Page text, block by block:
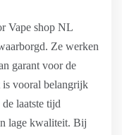
Vape shop NL
Ze werken
garant voor de
vooral belangrijk
laatste tijd
lage kwaliteit. Bij